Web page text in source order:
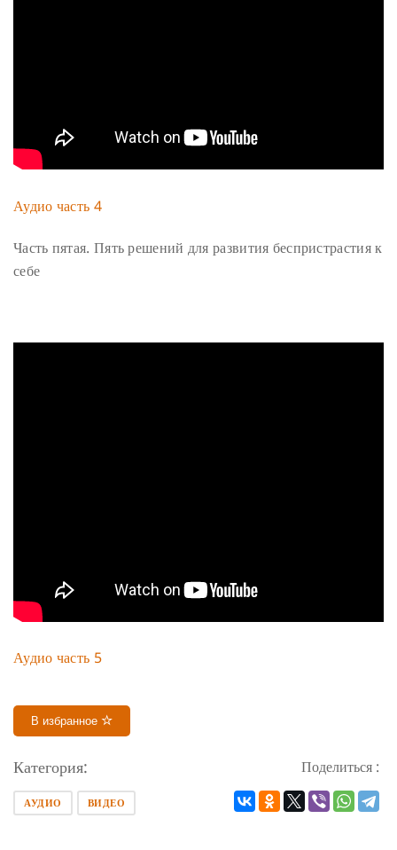
Аудио часть 4
Часть пятая. Пять решений для развития беспристрастия к
себе
Аудио часть 5
В избранное
Категория:
АУДИО ВИДЕО
Поделиться :